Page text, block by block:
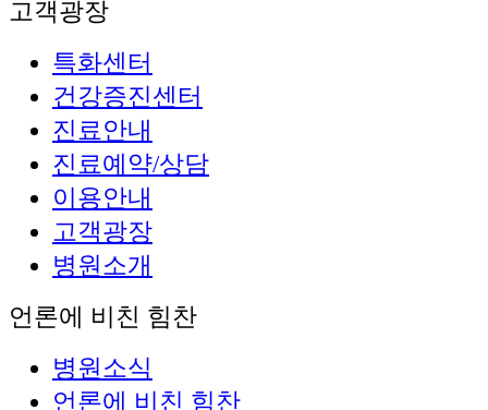
고객광장
특화센터
건강증진센터
진료안내
진료예약/상담
이용안내
고객광장
병원소개
언론에 비친 힘찬
병원소식
언론에 비친 힘찬